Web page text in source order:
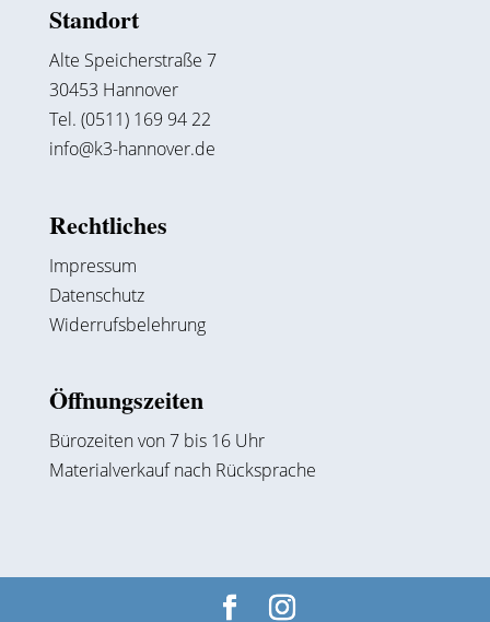
Standort
Alte Speicherstraße 7
30453 Hannover
Tel. (0511) 169 94 22
info@k3-hannover.de
Rechtliches
Impressum
Datenschutz
Widerrufsbelehrung
Öffnungszeiten
Bürozeiten von 7 bis 16 Uhr
Materialverkauf nach Rücksprache